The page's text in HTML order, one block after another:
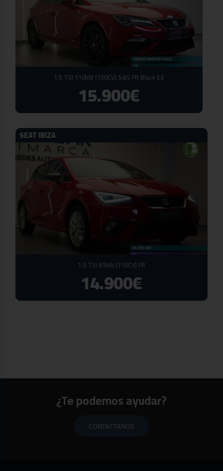
1.5 TSI 110kW (150CV) S&S FR Black Ed
15.900€
SEAT IBIZA
1.0 TSI 81kW (110CV) FR
14.900€
¿Te podemos ayudar?
CONTÁCTANOS